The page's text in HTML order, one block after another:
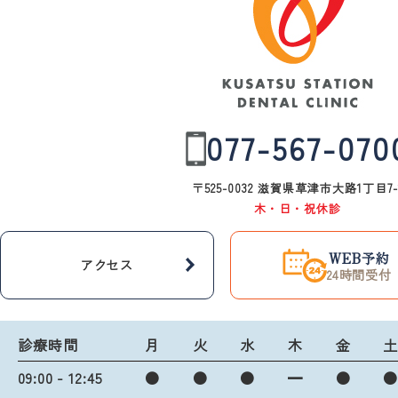
077-567-
〒525-0032 滋賀県草津市大路1丁目7-
木・日・祝休診
アクセス WEB予約
24時間受付
診療時間 月 火 水 木 金 土
09:00 - 12:45
● ● ● ━ ● ●